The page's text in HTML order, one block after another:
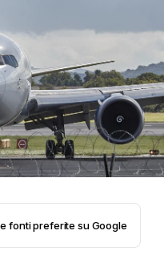
fonti preferite su Google